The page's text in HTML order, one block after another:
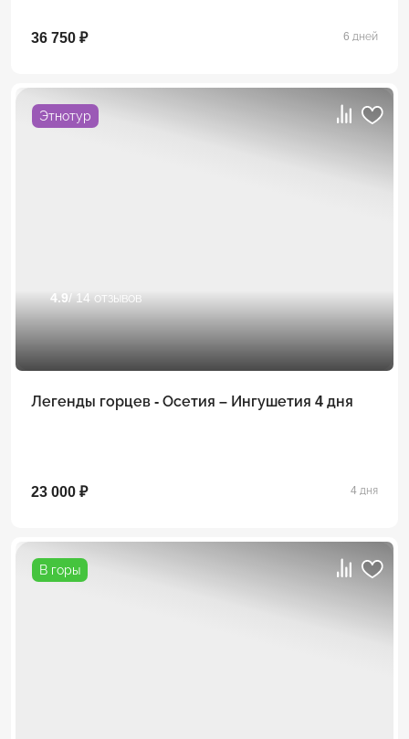
36 750 ₽ 6 дней
Этнотур
4.9 / 14 отзывов
Легенды горцев - Осетия – Ингушетия 4 дня
23 000 ₽ 4 дня
В горы